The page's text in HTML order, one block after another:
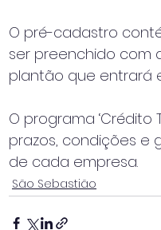
O pré-cadastro
ser preenchido com
plantão que entrará
O programa
prazos, condições e
de cada empresa.
São Sebastião